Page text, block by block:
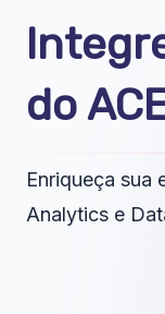
Company
Blog
do
Enriqueça sua
Analytics e